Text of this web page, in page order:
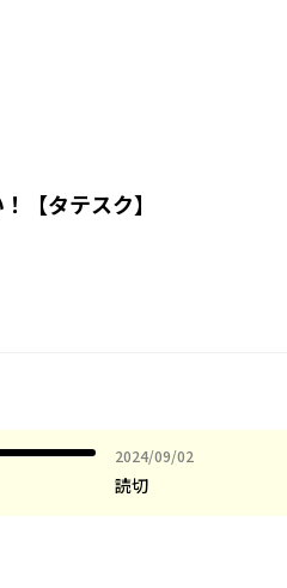
【タテスク】
2024/09/02
2024年09月02日
読切